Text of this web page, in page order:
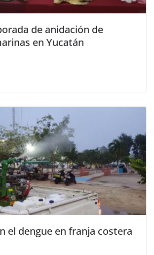
de anidación de
en Yucatán
el dengue en franja costera